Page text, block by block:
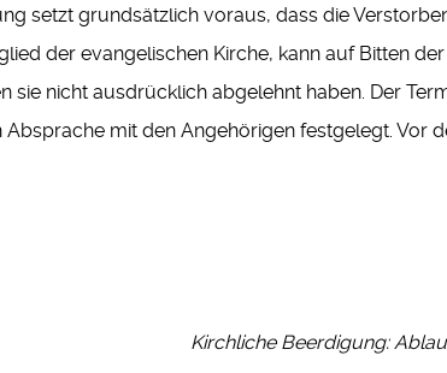
setzt grundsätzlich voraus, dass die
der evangelischen Kirche, kann auf Bitten
sie nicht ausdrücklich abgelehnt haben. Der
Absprache mit den Angehörigen festgelegt. Vor
Kirchliche Beerdigung: